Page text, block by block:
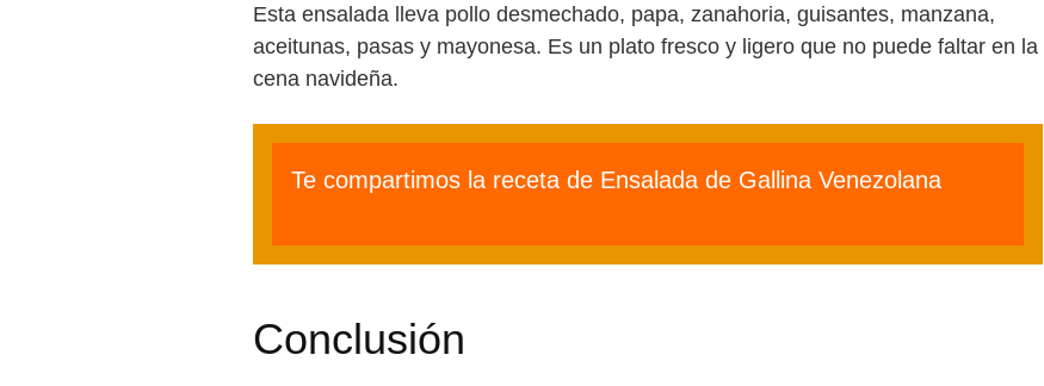
Esta ensalada lleva pollo desmechado, papa, zanahoria, guisantes, manzana,
aceitunas, pasas y mayonesa. Es un plato fresco y ligero que no puede faltar en la
cena navideña.
Te compartimos la receta de Ensalada de Gallina Venezolana
Conclusión